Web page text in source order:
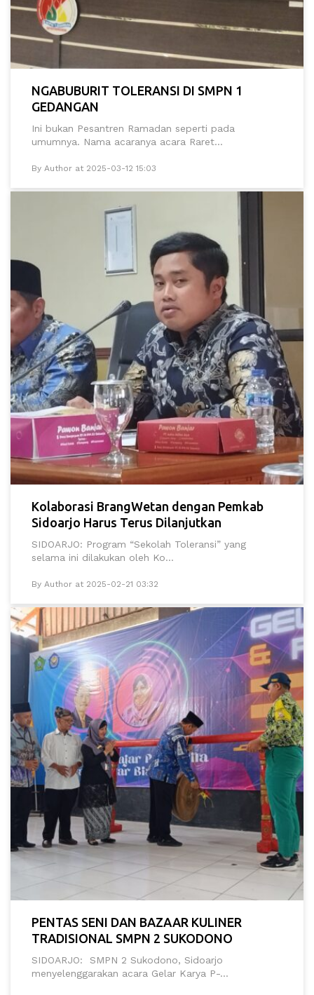
NGABUBURIT TOLERANSI DI SMPN 1
GEDANGAN
Ini bukan Pesantren Ramadan seperti pada
umumnya. Nama acaranya acara Raret...
By Author at 2025-03-12 15:03
Kolaborasi BrangWetan dengan Pemkab
Sidoarjo Harus Terus Dilanjutkan
SIDOARJO: Program “Sekolah Toleransi” yang
selama ini dilakukan oleh Ko...
By Author at 2025-02-21 03:32
PENTAS SENI DAN BAZAAR KULINER
TRADISIONAL SMPN 2 SUKODONO
SIDOARJO: SMPN 2 Sukodono, Sidoarjo
menyelenggarakan acara Gelar Karya P-...